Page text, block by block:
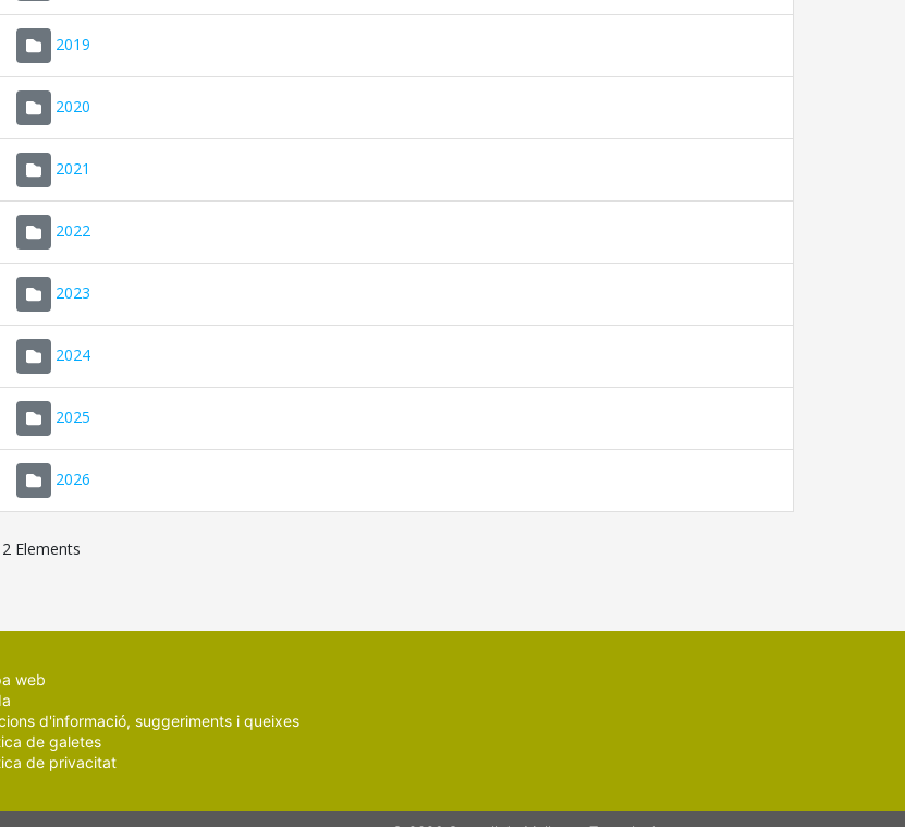
2019
2020
2021
2022
2023
2024
2025
2026
Elements
web
d'informació, suggeriments i queixes
de galetes
de privacitat